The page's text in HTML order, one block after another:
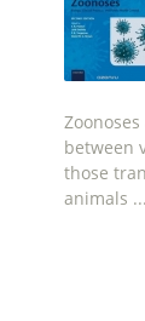
between
those
animals ...